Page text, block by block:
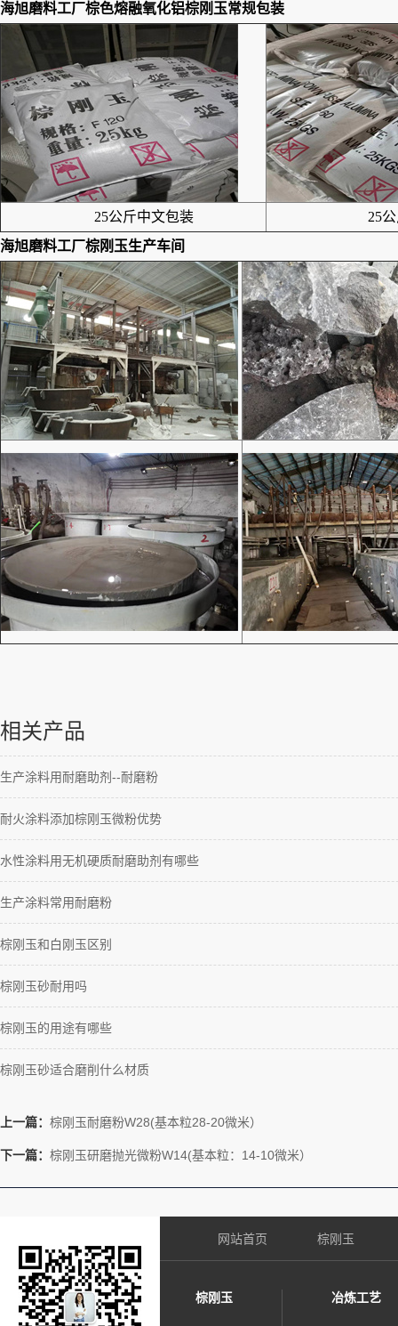
海旭磨料工厂棕色熔融氧化铝棕刚玉常规包装
25公斤中文包装
25公
海旭磨料工厂棕刚玉生产车间
相关产品
生产涂料用耐磨助剂--耐磨粉
耐火涂料添加棕刚玉微粉优势
水性涂料用无机硬质耐磨助剂有哪些
生产涂料常用耐磨粉
棕刚玉和白刚玉区别
棕刚玉砂耐用吗
棕刚玉的用途有哪些
棕刚玉砂适合磨削什么材质
上一篇： 棕刚玉耐磨粉W28(基本粒28-20微米）
下一篇： 棕刚玉研磨抛光微粉W14(基本粒：14-10微米）
网站首页 棕刚玉
棕刚玉 冶炼工艺